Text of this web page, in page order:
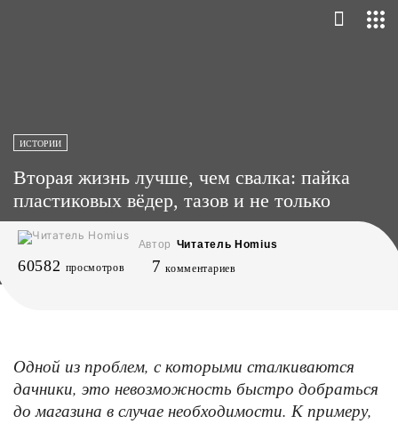
ИСТОРИИ
Вторая жизнь лучше, чем свалка: пайка
пластиковых вёдер, тазов и не только
Автор Читатель Homius
60582 просмотров 7 комментариев
Одной из проблем, с которыми сталкиваются
дачники, это невозможность быстро добраться
до магазина в случае необходимости. К примеру,